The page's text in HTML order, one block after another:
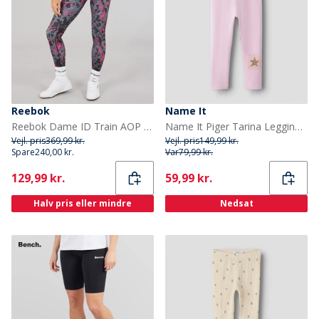
Reebok
Reebok Dame ID Train AOP Høj talje stramme leggings Sort/Bold Pink
Vejl. pris369,99 kr.
Spare240,00 kr.
Current
129,99 kr.
Halv pris eller mindre
Name It
Name It Piger Tarina Leggings Pirouette
Vejl. pris149,99 kr.
Var79,99 kr.
Current
59,99 kr.
Nedsat